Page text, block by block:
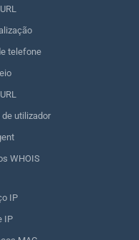
telefone
utilizador
WHOIS
IP
IP